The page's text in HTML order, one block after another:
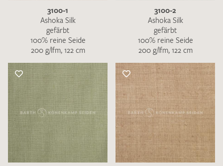
3100-1
Ashoka Silk
gefärbt
100% reine Seide
200 g/lfm, 122 cm
3100-2
Ashoka Silk
gefärbt
100% reine Seide
200 g/lfm, 122 cm